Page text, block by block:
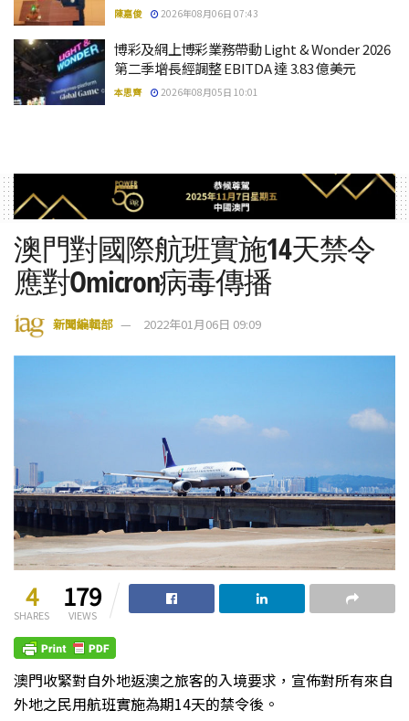
陳嘉俊 2026年08月06日 07:43
博彩及網上博彩業務帶動 Light & Wonder 2026
第二季增長經調整 EBITDA 達 3.83 億美元
本思齊 2026年08月05日 10:01
澳門對國際航班實施14天禁令
應對Omicron病毒傳播
新聞編輯部 2022年01月06日 09:09
4
SHARES
179
VIEWS
澳門收緊對自外地返澳之旅客的入境要求，宣佈對所有來自
外地之民用航班實施為期14天的禁令後。